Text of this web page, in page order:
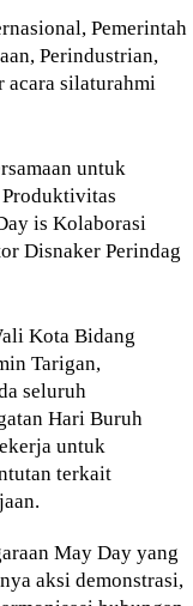
Pemerintah
Perindustrian,
acara silaturahmi
untuk
Produktivitas
is Kolaborasi
Disnaker Perindag
Kota Bidang
Tarigan,
seluruh
Hari Buruh
untuk
terkait
May Day yang
aksi demonstrasi,